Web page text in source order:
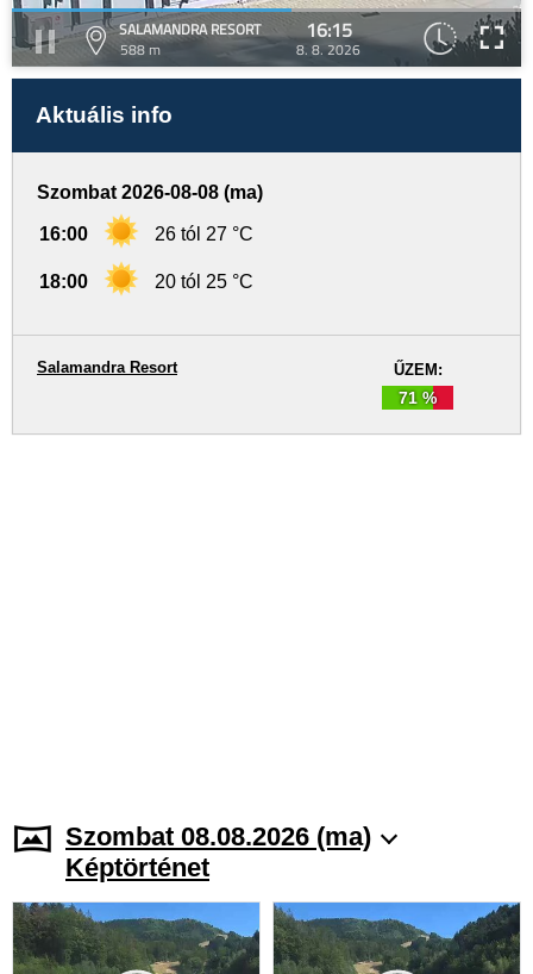
SALAMANDRA RESORT
588 m
16:15
8. 8. 2026
Aktuális info
Szombat 2026-08-08 (ma)
16:00 26 tól 27 °C
18:00 20 tól 25 °C
ŰZEM:
71 %
Salamandra Resort
Szombat 08.08.2026 (ma)
Képtörténet